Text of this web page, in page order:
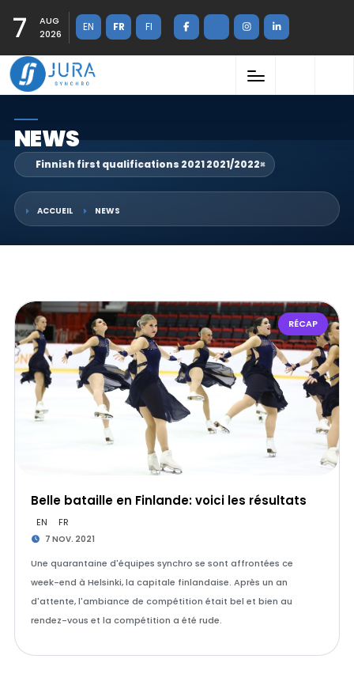
7
AUG
2026
EN FR FI
NEWS
Finnish first qualifications 2021 2021/2022×
ACCUEIL NEWS
RÉCAP
Belle bataille en Finlande: voici les résultats
EN FR
7 NOV. 2021
Une quarantaine d'équipes synchro se sont affrontées ce
week-end à Helsinki, la capitale finlandaise. Après un an
d'attente, l'ambiance de compétition était bel et bien au
rendez-vous et la compétition a été rude.